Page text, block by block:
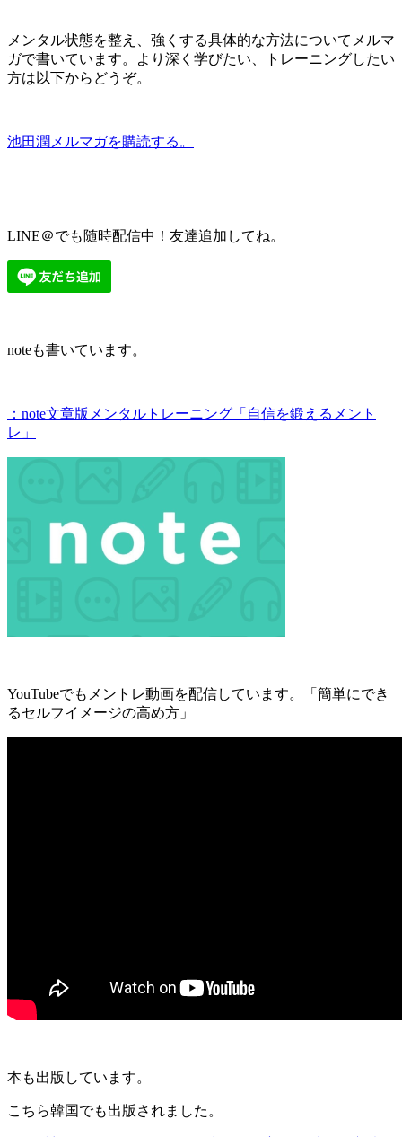
メンタル状態を整え、強くする具体的な方法についてメルマ
ガで書いています。より深く学びたい、トレーニングしたい
方は以下からどうぞ。
池田潤メルマガを購読する。
LINE＠でも随時配信中！友達追加してね。
noteも書いています。
：note文章版メンタルトレーニング「自信を鍛えるメント
レ」
YouTubeでもメントレ動画を配信しています。「簡単にでき
るセルフイメージの高め方」
本も出版しています。
こちら韓国でも出版されました。